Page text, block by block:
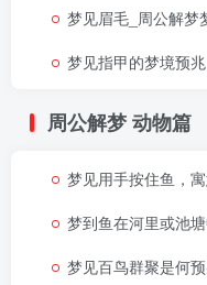
梦见眉毛_周公解梦梦
梦见指甲的梦境预
周公解梦动物篇
梦见用手按住鱼，
梦到鱼在河里或池
梦见百鸟群聚是何预兆